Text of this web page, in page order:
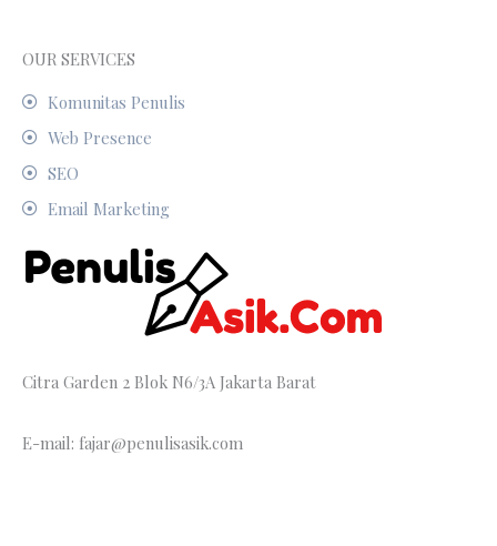
OUR SERVICES
Komunitas Penulis
Web Presence
SEO
Email Marketing
Citra Garden 2 Blok N6/3A Jakarta Barat
E-mail: fajar@penulisasik.com